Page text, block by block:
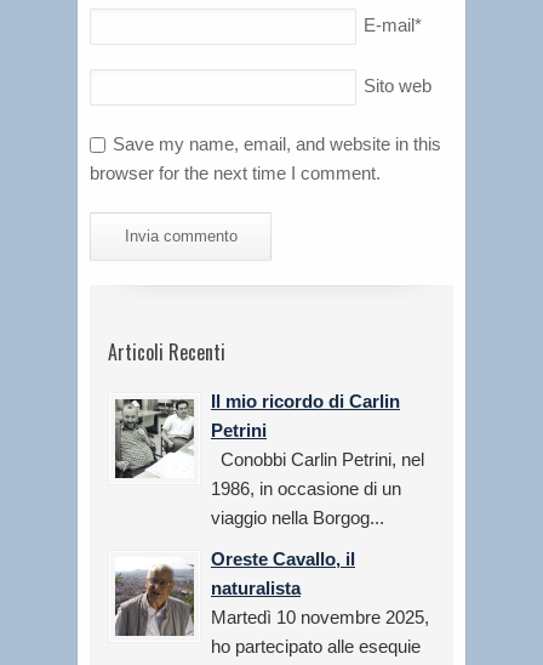
E-mail*
Sito web
Save my name, email, and website in this
browser for the next time I comment.
Articoli Recenti
Il mio ricordo di Carlin
Petrini
Conobbi Carlin Petrini, nel
1986, in occasione di un
viaggio nella Borgog...
Oreste Cavallo, il
naturalista
Martedì 10 novembre 2025,
ho partecipato alle esequie